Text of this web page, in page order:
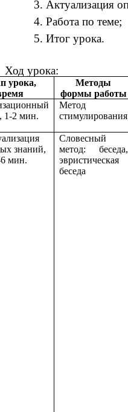
Актуализация
Работа по теме;
Итог урока.
Ход урока:
урока,
Методы
формы работы
1-2 мин.
Метод
стимулирования
знаний,
мин.
Словесный
метод: беседа,
эвристическая
беседа